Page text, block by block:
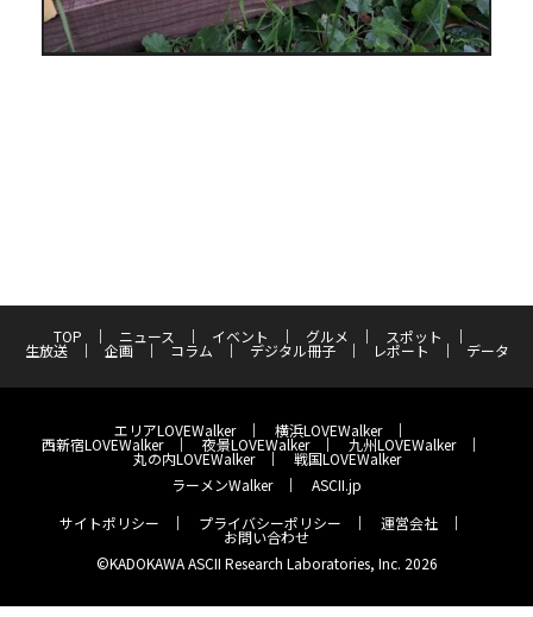
TOP ニュース イベント グルメ スポット
生放送 企画 コラム デジタル冊子 レポート データ
エリアLOVEWalker 横浜LOVEWalker
西新宿LOVEWalker 夜景LOVEWalker 九州LOVEWalker
丸の内LOVEWalker
戦国LOVEWalker
ラーメンWalker
ASCII.jp
サイトポリシー
プライバシーポリシー 運営会社
お問い合わせ
©KADOKAWA ASCII Research Laboratories, Inc. 2026